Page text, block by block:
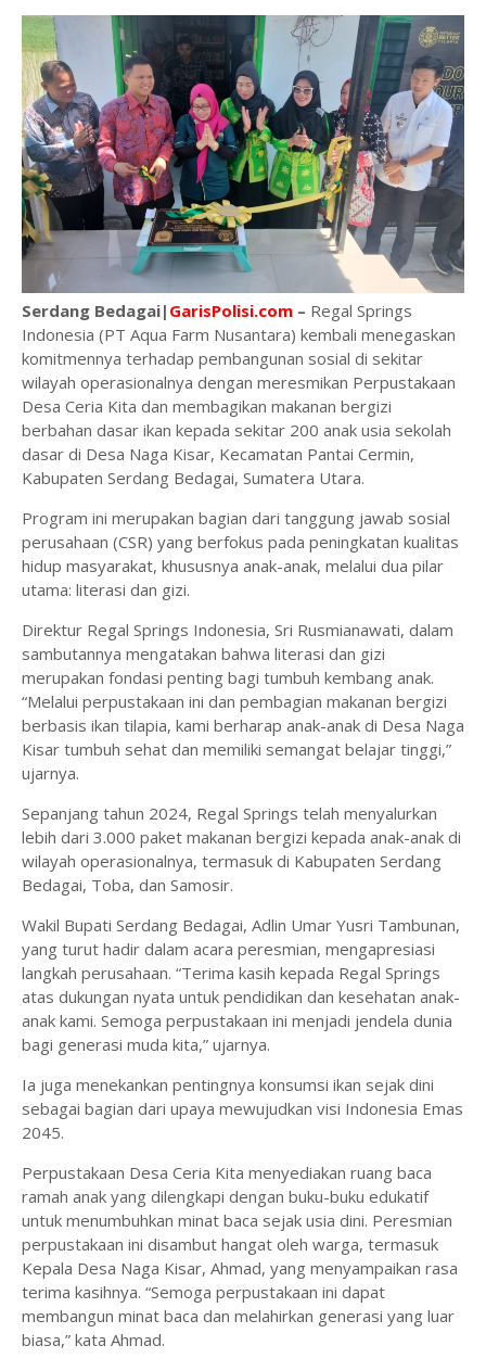
Serdang Bedagai| GarisPolisi.com – Regal Springs
Indonesia (PT Aqua Farm Nusantara) kembali menegaskan
komitmennya terhadap pembangunan sosial di sekitar
wilayah operasionalnya dengan meresmikan Perpustakaan
Desa Ceria Kita dan membagikan makanan bergizi
berbahan dasar ikan kepada sekitar 200 anak usia sekolah
dasar di Desa Naga Kisar, Kecamatan Pantai Cermin,
Kabupaten Serdang Bedagai, Sumatera Utara.
Program ini merupakan bagian dari tanggung jawab sosial
perusahaan (CSR) yang berfokus pada peningkatan kualitas
hidup masyarakat, khususnya anak-anak, melalui dua pilar
utama: literasi dan gizi.
Direktur Regal Springs Indonesia, Sri Rusmianawati, dalam
sambutannya mengatakan bahwa literasi dan gizi
merupakan fondasi penting bagi tumbuh kembang anak.
“Melalui perpustakaan ini dan pembagian makanan bergizi
berbasis ikan tilapia, kami berharap anak-anak di Desa Naga
Kisar tumbuh sehat dan memiliki semangat belajar tinggi,”
ujarnya.
Sepanjang tahun 2024, Regal Springs telah menyalurkan
lebih dari 3.000 paket makanan bergizi kepada anak-anak di
wilayah operasionalnya, termasuk di Kabupaten Serdang
Bedagai, Toba, dan Samosir.
Wakil Bupati Serdang Bedagai, Adlin Umar Yusri Tambunan,
yang turut hadir dalam acara peresmian, mengapresiasi
langkah perusahaan. “Terima kasih kepada Regal Springs
atas dukungan nyata untuk pendidikan dan kesehatan anak-
anak kami. Semoga perpustakaan ini menjadi jendela dunia
bagi generasi muda kita,” ujarnya.
Ia juga menekankan pentingnya konsumsi ikan sejak dini
sebagai bagian dari upaya mewujudkan visi Indonesia Emas
2045.
Perpustakaan Desa Ceria Kita menyediakan ruang baca
ramah anak yang dilengkapi dengan buku-buku edukatif
untuk menumbuhkan minat baca sejak usia dini. Peresmian
perpustakaan ini disambut hangat oleh warga, termasuk
Kepala Desa Naga Kisar, Ahmad, yang menyampaikan rasa
terima kasihnya. “Semoga perpustakaan ini dapat
membangun minat baca dan melahirkan generasi yang luar
biasa,” kata Ahmad.